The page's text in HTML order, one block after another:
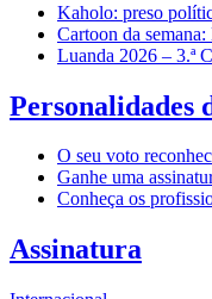
Kaholo: preso
Cartoon da
Luanda 2026 – 3.ª
Personalidades
O seu voto
Ganhe uma
Conheça os
Assinatura